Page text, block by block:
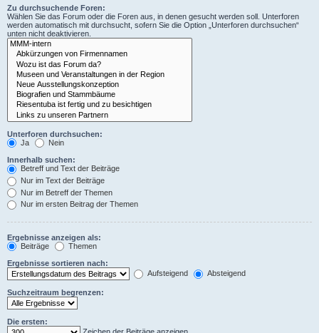
Zu durchsuchende Foren:
Wählen Sie das Forum oder die Foren aus, in denen gesucht werden soll. Unterforen
werden automatisch mit durchsucht, sofern Sie die Option „Unterforen durchsuchen“
unten nicht deaktivieren.
Unterforen durchsuchen:
Ja
Nein
Innerhalb suchen:
Betreff und Text der Beiträge
Nur im Text der Beiträge
Nur im Betreff der Themen
Nur im ersten Beitrag der Themen
Ergebnisse anzeigen als:
Beiträge
Themen
Ergebnisse sortieren nach:
Aufsteigend
Absteigend
Suchzeitraum begrenzen:
Die ersten: